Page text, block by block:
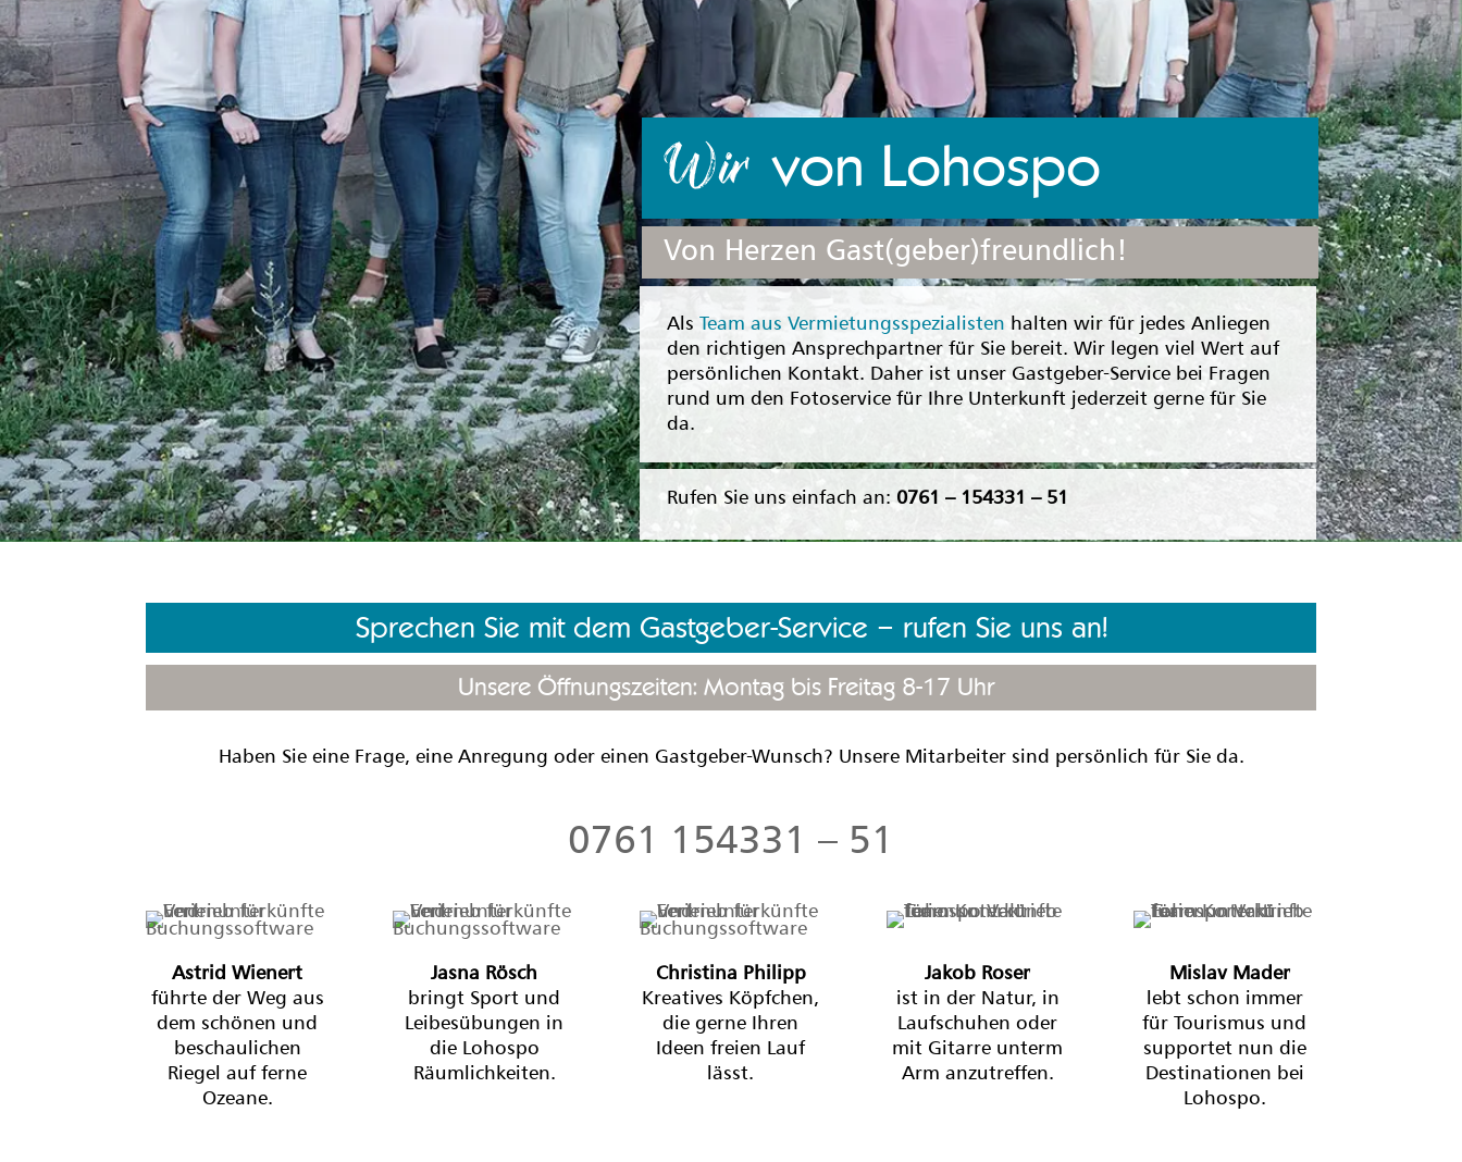
Wirvon Lohospo
Von Herzen Gast(geber)freundlich!
AlsTeam aus Vermietungsspezialisten halten wir für jedes Anliegen
den richtigen Ansprechpartner für Sie bereit. Wir legen viel Wert auf
persönlichen Kontakt. Daher ist unser Gastgeber-Service bei Fragen
rund um den Fotoservice für Ihre Unterkunft jederzeit gerne für Sie
da.
Rufen Sie uns einfach an: 0761 – 154331 – 51
Sprechen Sie mit dem Gastgeber-Service – rufen Sie uns an!
Unsere Öffnungszeiten: Montag bis Freitag 8-17 Uhr
Haben Sie eine Frage, eine Anregung oder einen Gastgeber-Wunsch? Unsere Mitarbeiter sind persönlich für Sie da.
0761 154331 – 51
Astrid Wienert
führte der Weg aus
dem schönen und
beschaulichen
Riegel auf ferne
Ozeane.
Jasna Rösch
bringt Sport und
Leibesübungen in
die Lohospo
Räumlichkeiten.
Christina Philipp
Kreatives Köpfchen,
die gerne Ihren
Ideen freien Lauf
lässt.
Jakob Roser
ist in der Natur, in
Laufschuhen oder
mit Gitarre unterm
Arm anzutreffen.
Mislav Mader
lebt schon immer
für Tourismus und
supportet nun die
Destinationen bei
Lohospo.